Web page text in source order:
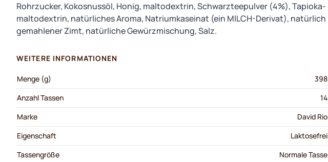
Rohrzucker, Kokosnussöl, Honig, maltodextrin, Schwarzteepulver (4%), Tapioka-
maltodextrin, natürliches Aroma, Natriumkaseinat (ein MILCH-Derivat), natürlich
gemahlener Zimt, natürliche Gewürzmischung, Salz.
WEITERE INFORMATIONEN
Menge (g)
398
Anzahl Tassen
14
Marke
David Rio
Eigenschaft
Laktosefrei
Tassengröße
Normale Tasse